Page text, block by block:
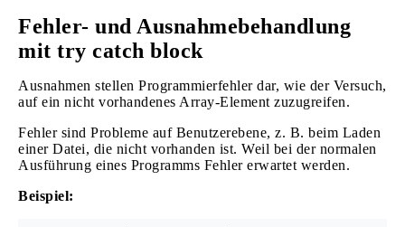
Fehler- und Ausnahmebehandlung
mit try catch block
Ausnahmen stellen Programmierfehler dar, wie der Versuch,
auf ein nicht vorhandenes Array-Element zuzugreifen.
Fehler sind Probleme auf Benutzerebene, z. B. beim Laden
einer Datei, die nicht vorhanden ist. Weil bei der normalen
Ausführung eines Programms Fehler erwartet werden.
Beispiel: